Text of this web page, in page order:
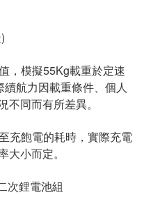
，模擬55Kg載重於定速
航力因載重條件、個人
同而有所差異。
充飽電的耗時，實際充電
小而定。
次鋰電池組